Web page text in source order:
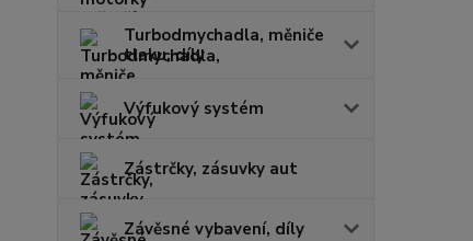
Turbodmychadla, měniče
tlaku, díly
Výfukový systém
Zástrčky, zásuvky aut
Závěsné vybavení, díly